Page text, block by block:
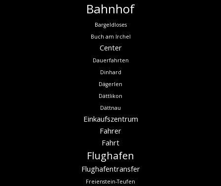
Bahnhof
Bargeldloses
Buch am Irchel
Center
Dauerfahrten
Dinhard
Dägerlen
Dättlikon
Dättnau
Einkaufszentrum
Fahrer
Fahrt
Flughafen
Flughafentransfer
Freienstein-Teufen